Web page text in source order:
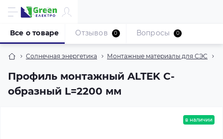
Солнечная энергетика Монтажные материалы для СЭС
Профиль монтажный ALTEK С-
образный L=2200 мм
Все о товаре Отзывов 0 Вопросы 0
в наличии